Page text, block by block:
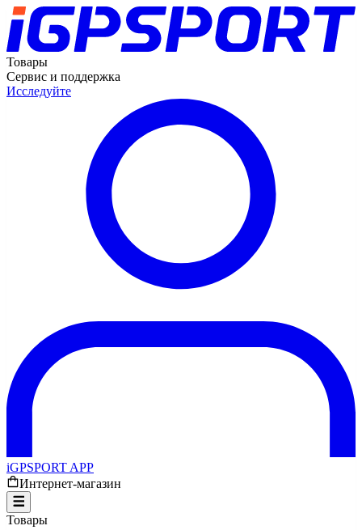
Товары
Сервис и поддержка
Исследуйте
iGPSPORT APP
Интернет-магазин
Товары